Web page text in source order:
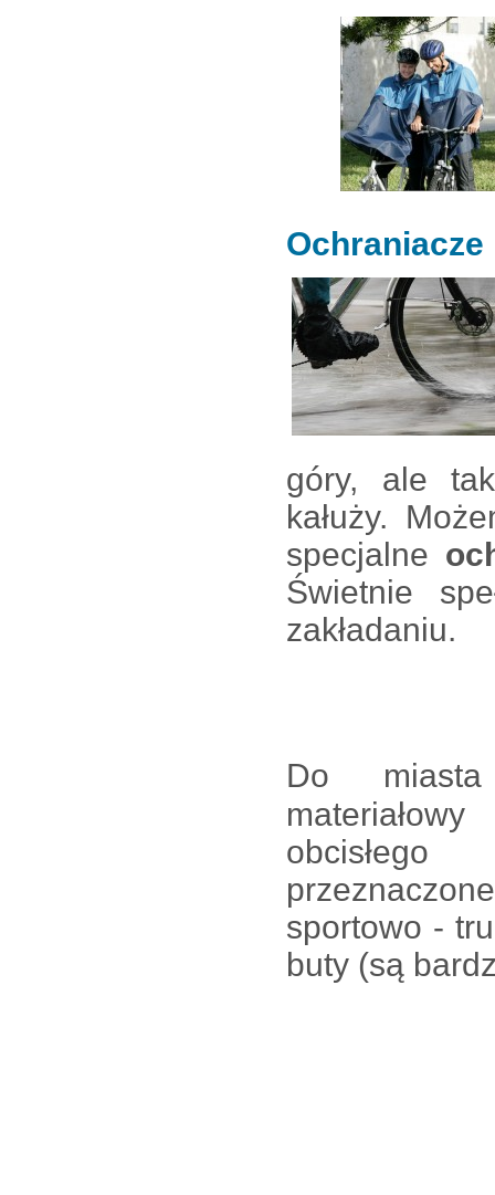
góry, ale
kałuży.
specjalne
Świetnie
zakładaniu.
Do
sportowo -
buty (są